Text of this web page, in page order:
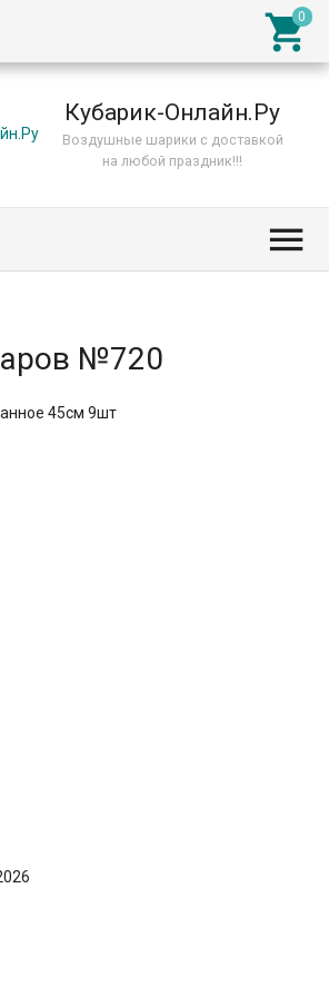

Кубарик-Онлайн.Ру
Воздушные шарики с доставкой
на любой праздник!!!

№720
45см 9шт